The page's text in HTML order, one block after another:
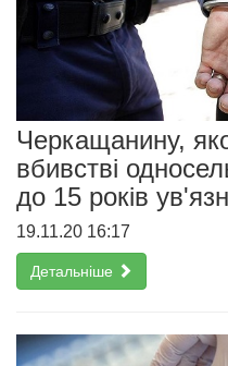
Черкащанину,
вбивстві
до 15 років
19.11.20 16:17
Детальніше